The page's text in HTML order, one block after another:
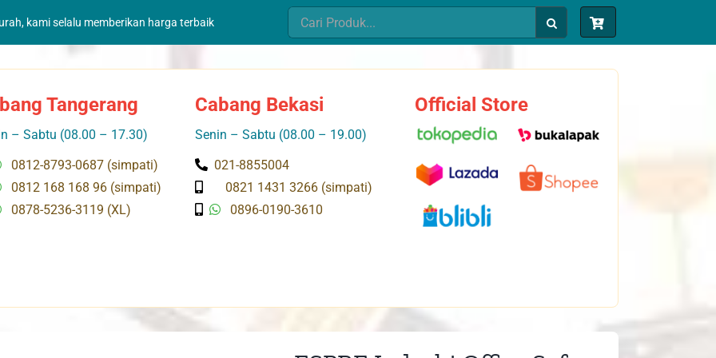
kami selalu memberikan harga terbaik
Search
for:
Tangerang
– Sabtu (08.00 – 17.30)
0812-8793-0687 (simpati)
0812 168 168 96 (simpati)
0878-5236-3119 (XL)
Cabang Bekasi
Senin – Sabtu (08.00 – 19.00)
021-8855004
0821 1431 3266 (simpati)
0896-0190-3610
Official Store